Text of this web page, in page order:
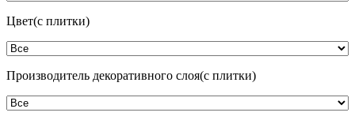
Цвет(с плитки)
Производитель декоративного слоя(с плитки)